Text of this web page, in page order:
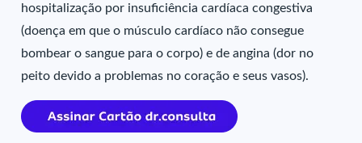
hospitalização por insuficiência cardíaca congestiva
(doença em que o músculo cardíaco não consegue
bombear o sangue para o corpo) e de angina (dor no
peito devido a problemas no coração e seus vasos).